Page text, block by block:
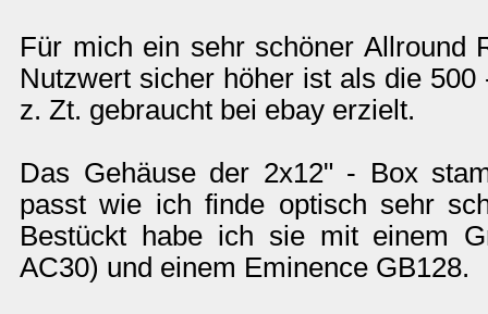
Für mich ein sehr schöner Allround
Nutzwert sicher höher ist als die
z. Zt. gebraucht bei ebay erzielt.
Das Gehäuse der 2x12" - Box
passt wie ich finde optisch sehr
Bestückt habe ich sie mit einem
AC30) und einem Eminence GB128.